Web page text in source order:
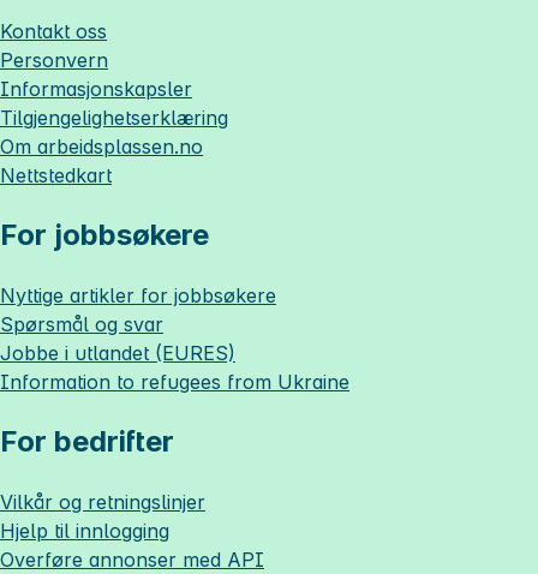
Kontakt oss
Personvern
Informasjonskapsler
Tilgjengelighetserklæring
Om arbeidsplassen.no
Nettstedkart
For jobbsøkere
Nyttige artikler for jobbsøkere
Spørsmål og svar
Jobbe i utlandet (EURES)
Information to refugees from Ukraine
For bedrifter
Vilkår og retningslinjer
Hjelp til innlogging
Overføre annonser med API